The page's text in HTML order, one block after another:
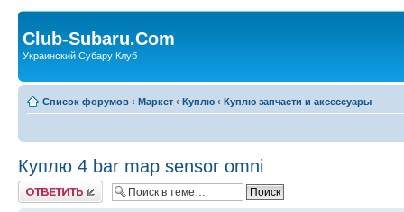
Club-Subaru.Com
Украинский Субару Клуб
Список форумов ‹ Маркет ‹ Куплю ‹ Куплю запчасти и аксессуары
Куплю 4 bar map sensor omni
Ответить